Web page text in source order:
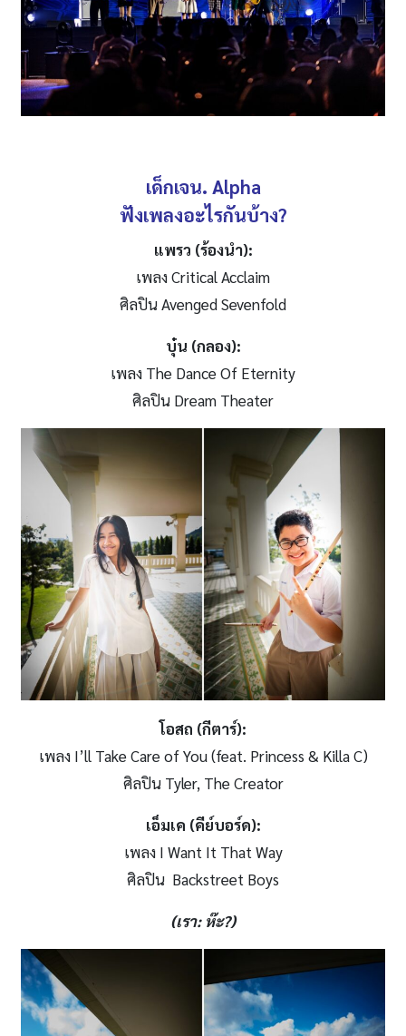
เด็กเจน. Alpha
ฟังเพลงอะไรกันบ้าง?
แพรว (ร้องนำ):
เพลง Critical Acclaim
ศิลปิน Avenged Sevenfold
บุ๋น (กลอง):
เพลง The Dance Of Eternity
ศิลปิน Dream Theater
โอสถ (กีตาร์):
เพลง I’ll Take Care of You (feat. Princess & Killa C)
ศิลปิน Tyler, The Creator
เอ็มเค (คีย์บอร์ด):
เพลง I Want It That Way
ศิลปิน Backstreet Boys
(เรา: ห๊ะ?)